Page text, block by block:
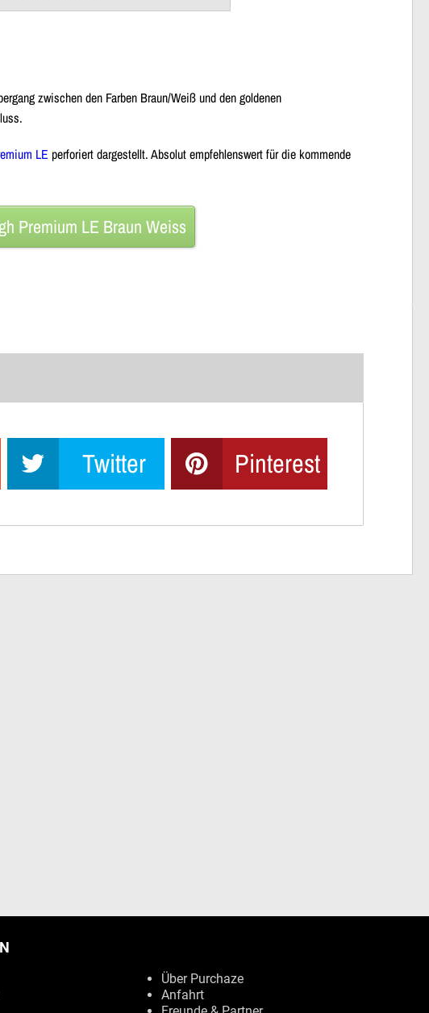
zwischen den Farben Braun/Weiß und den goldenen
LE perforiert dargestellt. Absolut empfehlenswert für die kommende
Premium LE Braun Weiss
Twitter Pinterest
Über Purchaze
Anfahrt